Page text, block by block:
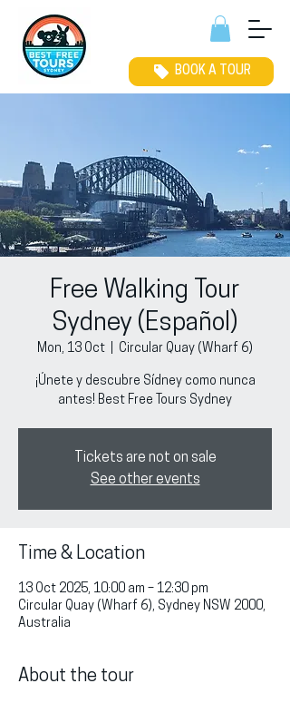
BOOK A TOUR
Free Walking Tour
Sydney (Español)
Mon, 13 Oct Circular Quay (Wharf 6)
¡Únete y descubre Sídney como nunca
antes! Best Free Tours Sydney
Tickets are not on sale
See other events
Time & Location
13 Oct 2025, 10:00 am – 12:30 pm
Circular Quay (Wharf 6), Sydney NSW 2000,
Australia
About the tour